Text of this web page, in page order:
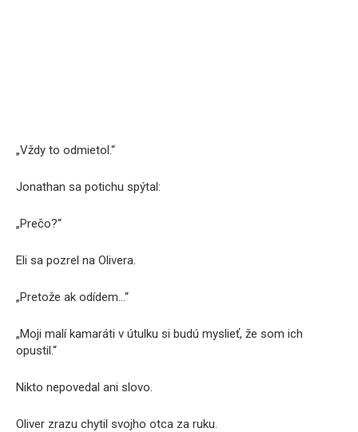
„Vždy to odmietol.“
Jonathan sa potichu spýtal:
„Prečo?“
Eli sa pozrel na Olivera.
„Pretože ak odídem…“
„Moji malí kamaráti v útulku si budú myslieť, že som ich
opustil.“
Nikto nepovedal ani slovo.
Oliver zrazu chytil svojho otca za ruku.